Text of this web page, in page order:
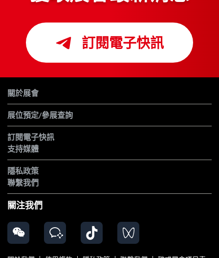
訂閱電子快訊
關於展會
展位預定/參展查詢
訂閱電子快訊
支持媒體
隱私政策
聯繫我們
關注我們